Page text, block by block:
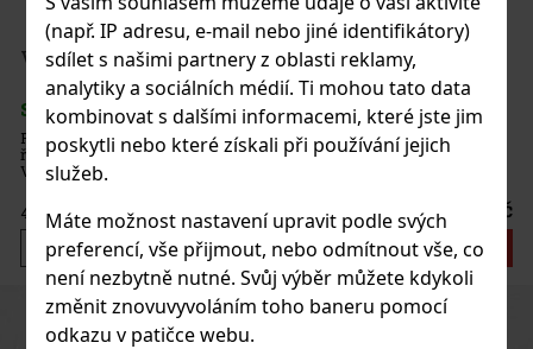
(např. IP adresu, e-mail nebo jiné identifikátory)
sdílet s našimi partnery z oblasti reklamy,
analytiky a sociálních médií. Ti mohou tato data
kombinovat s dalšími informacemi, které jste jim
poskytli nebo které získali při používání jejich
služeb.
Máte možnost nastavení upravit podle svých
preferencí, vše přijmout, nebo odmítnout vše, co
není nezbytně nutné. Svůj výběr můžete kdykoli
změnit znovuvyvoláním toho baneru pomocí
odkazu v patičce webu.
PreviousNext